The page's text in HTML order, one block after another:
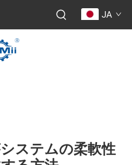
JA
ステムの柔軟性